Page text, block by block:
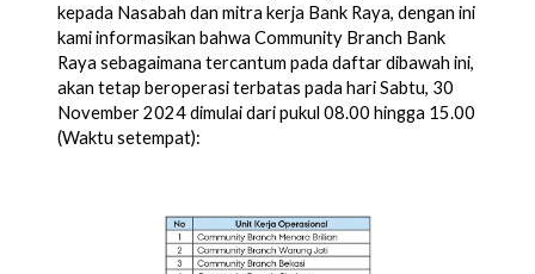
kepada Nasabah dan mitra kerja Bank Raya, dengan ini
kami informasikan bahwa Community Branch Bank
Raya sebagaimana tercantum pada daftar dibawah ini,
akan tetap beroperasi terbatas pada hari Sabtu, 30
November 2024 dimulai dari pukul 08.00 hingga 15.00
(Waktu setempat):